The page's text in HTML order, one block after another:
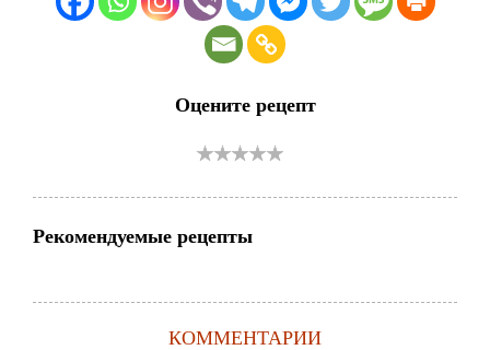
Оцените рецепт
Рекомендуемые рецепты
КОММЕНТАРИИ